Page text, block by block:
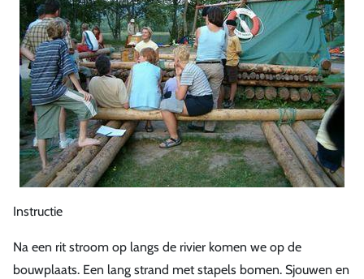
Instructie
Na een rit stroom op langs de rivier komen we op de
bouwplaats. Een lang strand met stapels bomen. Sjouwen en